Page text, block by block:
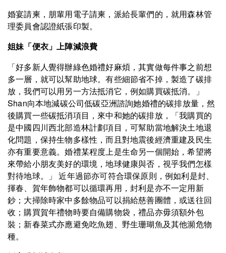
婚宴請柬，朋輩用電子請柬，派給長輩們的，就用森林管
理委員會認證紙張印製。
姐妹「便衣」上陣減浪費
「好多新人覺得辦綠色婚禮好麻煩，其實做每件事之前想
多一層，就可以幫助地球。有些細節省不掉，製造了碳排
放，我們可以用另一方法抵消它，例如購買碳抵消。」
Shan向本地減碳公司低碳亞洲諮詢她婚禮的碳排放量，然
後購買一些碳抵消項目，來中和她的碳排放，「我購買的
是中國四川西北部造林計劃項目，可幫助當地解決土地退
化問題，保持生物多樣性，而且對地震後經濟重建及民生
亦有重要意義。婚禮某程度上是生命另一個開始，希望將
來帶給小朋友美好的環境，地球健康與否，視乎我們怎樣
對待地球。」 近年過節亦可符合環保原則，例如利是封、
揮春、賀年飾物都可以循環再用，封利是亦不一定用新
鈔；大掃除時家中多餘物品可以捐給慈善團體，或送往回
收；購買賀年禮物時要自備購物袋，禮品亦毋須額外包
裝；新春菜式亦應避免吃魚翅、野生珊瑚魚及其他瀕危物
種。